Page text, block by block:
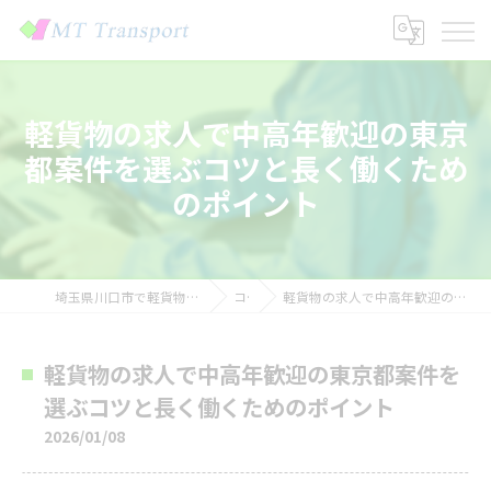
軽貨物の求人で中高年歓迎の東京
都案件を選ぶコツと長く働くため
のポイント
埼玉県川口市で軽貨物の求人なら株式会社MTトランスポート コラム 軽貨物の求人で中高年歓迎の東京都案件を選ぶコツと長く働くためのポイント
軽貨物の求人で中高年歓迎の東京都案件を
選ぶコツと長く働くためのポイント
2026/01/08